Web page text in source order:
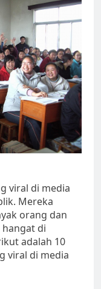
viral di media
Mereka
orang dan
di
adalah 10
viral di media